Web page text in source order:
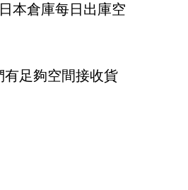
本倉庫每日出庫空
有足夠空間接收貨